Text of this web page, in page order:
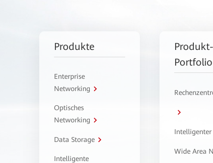
Produkte
Enterprise
Networking
Optisches
Networking
Data Storage
Intelligente
Produkt-
Portfolio
Intelligenter
Wide Area